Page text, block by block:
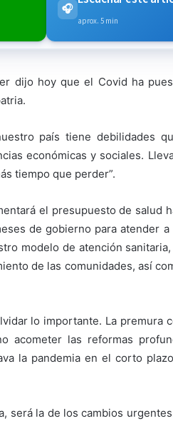
🎧
aprox. 5 min
dijo hoy que el Covid ha
país tiene debilidades
económicas y sociales.
tiempo que perder”.
el presupuesto de salud
de gobierno para atender a
modelo de atención
de las comunidades, así
lo importante. La premura
acometer las reformas
la pandemia en el corto
será la de los cambios